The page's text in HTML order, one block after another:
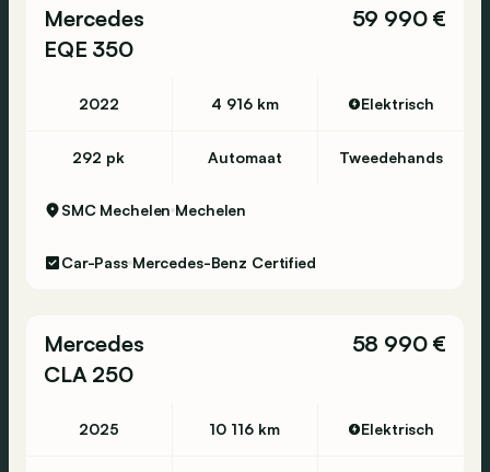
Mercedes
EQE 350
59 990 €
2022 4 916 km Elektrisch
292 pk Automaat Tweedehands
SMC Mechelen Mechelen
Car-Pass Mercedes-Benz Certified
Mercedes
CLA 250
58 990 €
2025 10 116 km Elektrisch